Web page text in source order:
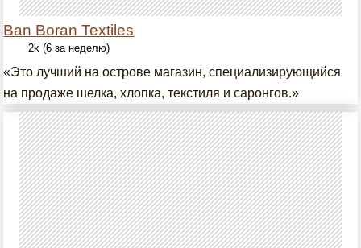
Ban Boran Textiles
2k (6 за неделю)
«Это лучший на острове магазин, специализирующийся
на продаже шелка, хлопка, текстиля и саронгов.»